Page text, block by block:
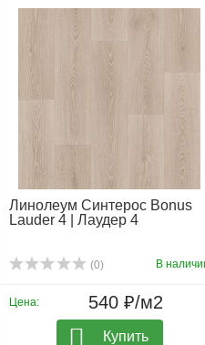
Линолеум Синтерос Bonus
Lauder 4 | Лаудер 4
(0) В
Цена: 540 ₽/м2
Купить